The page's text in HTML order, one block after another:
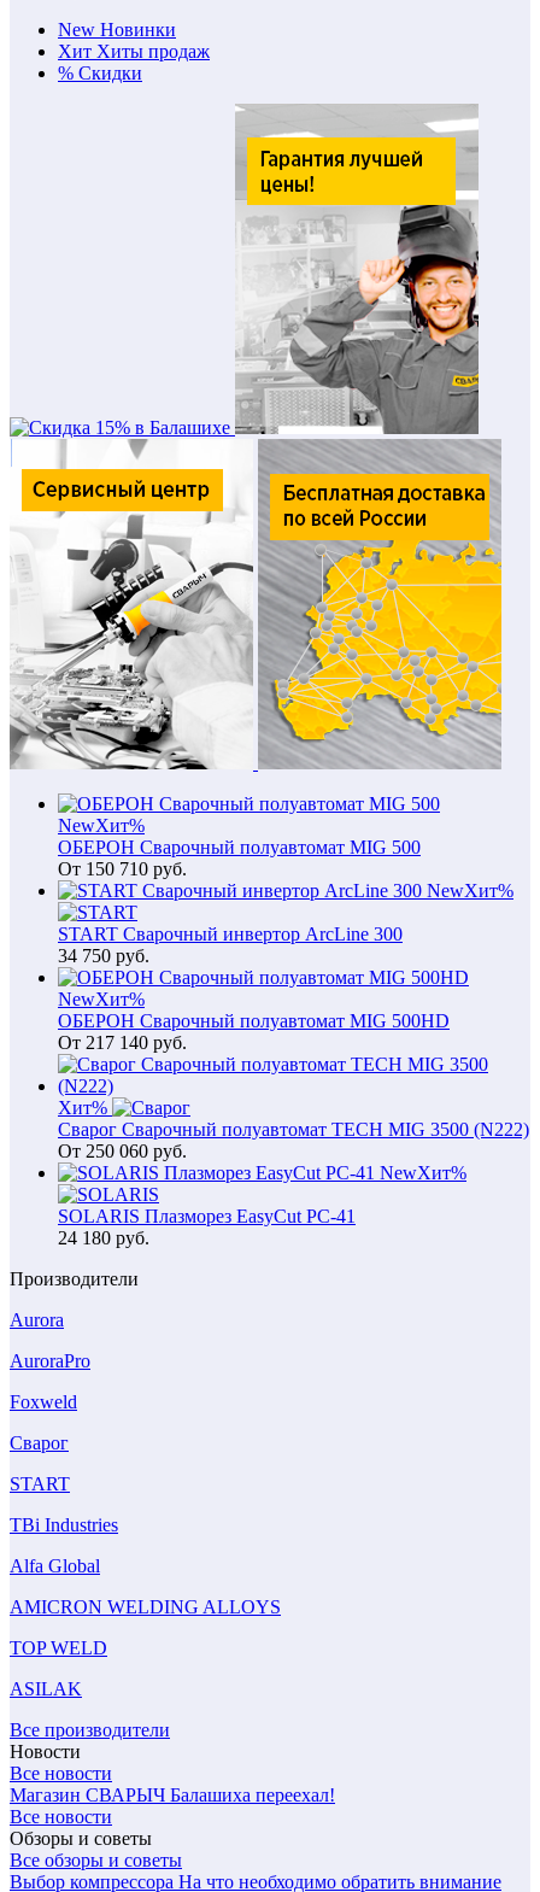
New Новинки
Хит Хиты продаж
% Скидки
NewХит%
ОБЕРОН Сварочный полуавтомат MIG 500
От 150 710 руб.
NewХит%
START Сварочный инвертор ArcLine 300
34 750 руб.
NewХит%
ОБЕРОН Сварочный полуавтомат MIG 500HD
От 217 140 руб.
Хит%
Сварог Сварочный полуавтомат TECH MIG 3500 (N222)
От 250 060 руб.
NewХит%
SOLARIS Плазморез EasyCut PC-41
24 180 руб.
Производители
Aurora
AuroraPro
Foxweld
Сварог
START
TBi Industries
Alfa Global
AMICRON WELDING ALLOYS
TOP WELD
ASILAK
Все производители
Новости
Все новости
Магазин СВАРЫЧ Балашиха переехал!
Все новости
Обзоры и советы
Все обзоры и советы
Выбор компрессора На что необходимо обратить внимание